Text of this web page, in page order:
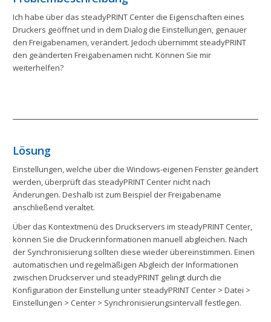
Ich habe über das steadyPRINT Center die Eigenschaften eines
Druckers geöffnet und in dem Dialog die Einstellungen, genauer
den Freigabenamen, verändert. Jedoch übernimmt steadyPRINT
den geänderten Freigabenamen nicht. Können Sie mir
weiterhelfen?
Lösung
Einstellungen, welche über die Windows-eigenen Fenster geändert
werden, überprüft das steadyPRINT Center nicht nach
Änderungen. Deshalb ist zum Beispiel der Freigabename
anschließend veraltet.
Über das Kontextmenü des Druckservers im steadyPRINT Center,
können Sie die Druckerinformationen manuell abgleichen. Nach
der Synchronisierung sollten diese wieder übereinstimmen. Einen
automatischen und regelmäßigen Abgleich der Informationen
zwischen Druckserver und steadyPRINT gelingt durch die
Konfiguration der Einstellung unter steadyPRINT Center > Datei >
Einstellungen > Center > Synchronisierungsintervall festlegen.